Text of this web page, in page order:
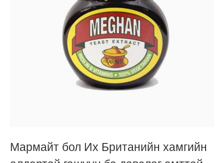
Мармайт бол Их Британийн хамгийн